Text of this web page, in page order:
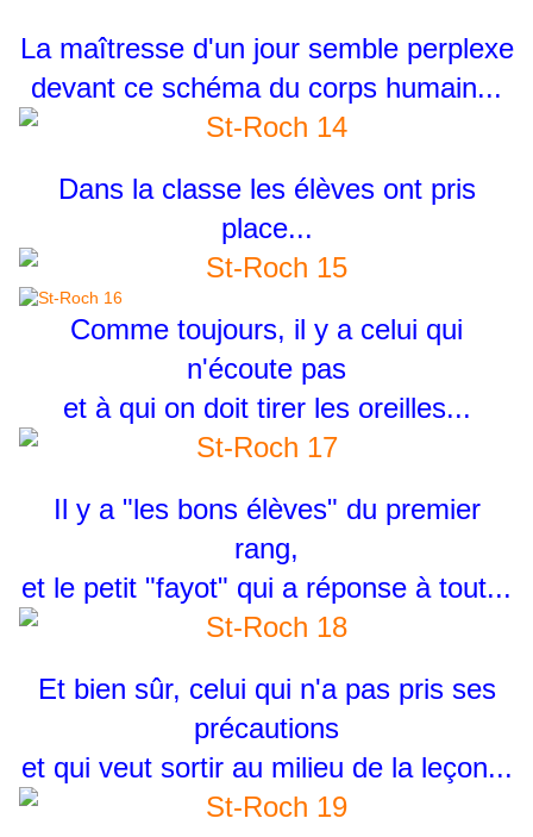
La maîtresse d'un jour semble perplexe
devant ce schéma du corps humain...
Dans la classe les élèves ont pris
place...
Comme toujours, il y a celui qui
n'écoute pas
et à qui on doit tirer les oreilles...
Il y a "les bons élèves" du premier
rang,
et le petit "fayot" qui a réponse à tout...
Et bien sûr, celui qui n'a pas pris ses
précautions
et qui veut sortir au milieu de la leçon...